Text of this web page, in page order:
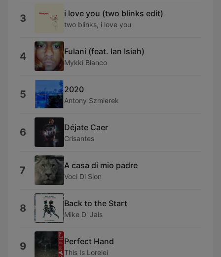
3 i love you (two blinks edit)
two blinks, i love you
4 Fulani (feat. Ian Isiah)
Mykki Blanco
5 2020
Antony Szmierek
6 Déjate Caer
Crisantes
7 A casa di mio padre
Voci Di Sion
8 Back to the Start
Mike D' Jais
9 Perfect Hand
This Is Lorelei